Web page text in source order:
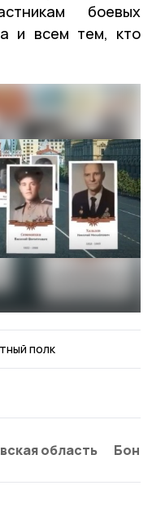
боевых
и всем тем, кто
полк
область